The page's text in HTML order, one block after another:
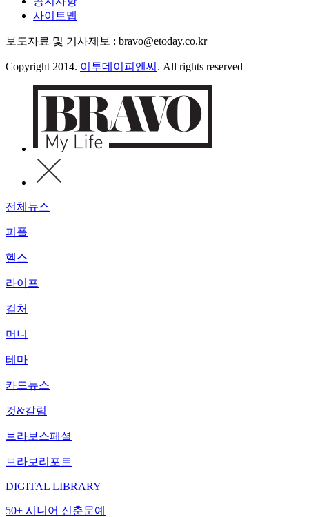
사이트맵
보도자료 및 기사제보 : bravo@etoday.co.kr
Copyright 2014. 이투데이피엔씨 . All rights reserved
전체뉴스
피플
헬스
라이프
컬처
머니
테마
카드뉴스
컷&칼럼
브라보스페셜
브라보리포트
DIGITAL LIBRARY
50+ 시니어 신춘문예